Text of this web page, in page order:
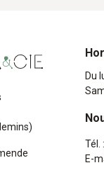
Du
Tél. :
E-